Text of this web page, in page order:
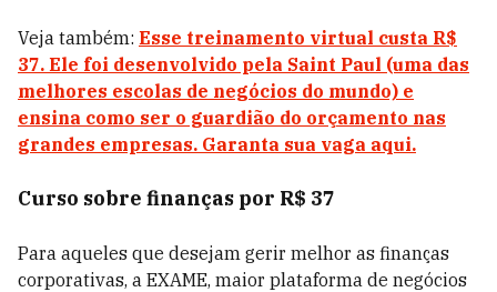
Veja também: Esse treinamento virtual custa R$
37. Ele foi desenvolvido pela Saint Paul (uma das
melhores escolas de negócios do mundo) e
ensina como ser o guardião do orçamento nas
grandes empresas. Garanta sua vaga aqui.
Curso sobre finanças por R$ 37
Para aqueles que desejam gerir melhor as finanças
corporativas, a EXAME, maior plataforma de negócios